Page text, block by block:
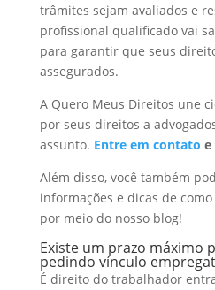
trâmites sejam avaliados e
profissional qualificado vai
para garantir que seus
assegurados.
A Quero Meus Direitos une
por seus direitos a
assunto. Entre em contato e
Além disso, você também
informações e dicas de
por meio do nosso blog!
Existe um prazo máximo
pedindo vínculo
É direito do trabalhador